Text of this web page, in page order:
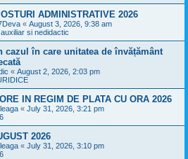
ADMINISTRATIVE 2026
« August 3, 2026, 9:38 am
si nedidactic
cazul în care unitatea de învățământ
« August 2, 2026, 2:03 pm
IN REGIM DE PLATA CU ORA 2026
« July 31, 2026, 3:21 pm
2026
« July 31, 2026, 3:10 pm